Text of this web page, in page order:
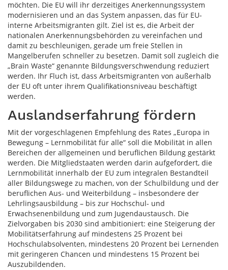
möchten. Die EU will ihr derzeitiges Anerkennungssystem
modernisieren und an das System anpassen, das für EU-
interne Arbeitsmigranten gilt. Ziel ist es, die Arbeit der
nationalen Anerkennungsbehörden zu vereinfachen und
damit zu beschleunigen, gerade um freie Stellen in
Mangelberufen schneller zu besetzen. Damit soll zugleich die
„Brain Waste“ genannte Bildungsverschwendung reduziert
werden. Ihr Fluch ist, dass Arbeitsmigranten von außerhalb
der EU oft unter ihrem Qualifikationsniveau beschäftigt
werden.
Auslandserfahrung fördern
Mit der vorgeschlagenen Empfehlung des Rates „Europa in
Bewegung – Lernmobilität für alle“ soll die Mobilität in allen
Bereichen der allgemeinen und beruflichen Bildung gestärkt
werden. Die Mitgliedstaaten werden darin aufgefordert, die
Lernmobilität innerhalb der EU zum integralen Bestandteil
aller Bildungswege zu machen, von der Schulbildung und der
beruflichen Aus- und Weiterbildung – insbesondere der
Lehrlingsausbildung – bis zur Hochschul- und
Erwachsenenbildung und zum Jugendaustausch. Die
Zielvorgaben bis 2030 sind ambitioniert: eine Steigerung der
Mobilitätserfahrung auf mindestens 25 Prozent bei
Hochschulabsolventen, mindestens 20 Prozent bei Lernenden
mit geringeren Chancen und mindestens 15 Prozent bei
Auszubildenden.